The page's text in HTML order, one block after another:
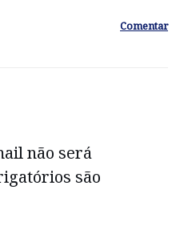
Comentar
não será
são